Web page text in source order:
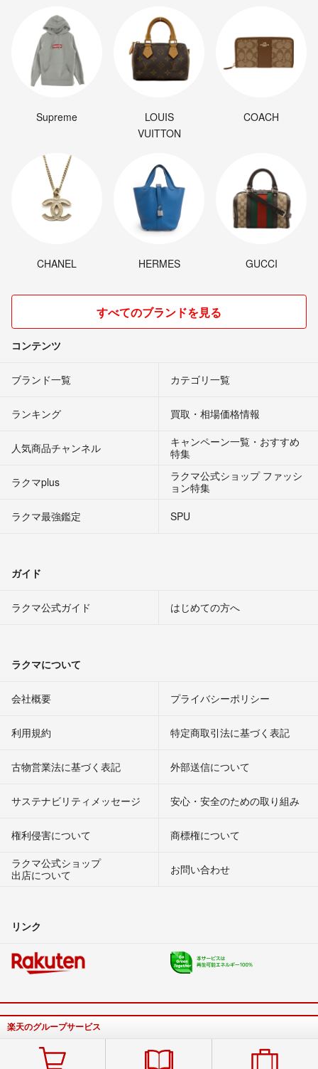
Supreme
LOUIS
VUITTON
COACH
CHANEL HERMES GUCCI
すべてのブランドを見る
コンテンツ
ブランド一覧 カテゴリ一覧
ランキング 買取・相場価格情報
人気商品チャンネル
キャンペーン一覧・おすすめ
特集
ラクマplus
ラクマ公式ショップ ファッシ
ョン特集
ラクマ最強鑑定
SPU
ガイド
ラクマ公式ガイド はじめての方へ
ラクマについて
会社概要 プライバシーポリシー
利用規約 特定商取引法に基づく表記
古物営業法に基づく表記 外部送信について
サステナビリティメッセージ 安心・安全のための取り組み
権利侵害について
商標権について
ラクマ公式ショップ
出店について
お問い合わせ
リンク
楽天のグループサービス